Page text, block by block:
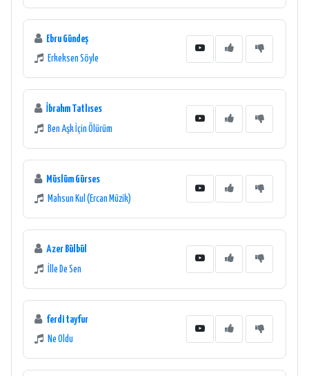
Ebru Gündeş
Erkeksen Söyle
İbrahm Tatlıses
Ben Aşk İçin Ölürüm
Müslüm Gürses
Mahsun Kul (Ercan Müzik)
Azer Bülbül
İlle De Sen
ferdi tayfur
Ne Oldu